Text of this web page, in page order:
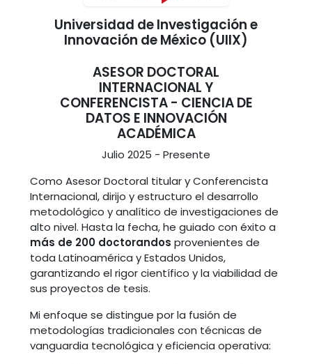
Universidad de Investigación e
Innovación de México (UIIX)
ASESOR DOCTORAL
INTERNACIONAL Y
CONFERENCISTA - CIENCIA DE
DATOS E INNOVACIÓN
ACADÉMICA
Julio 2025 - Presente
Como Asesor Doctoral titular y Conferencista
Internacional, dirijo y estructuro el desarrollo
metodológico y analítico de investigaciones de
alto nivel. Hasta la fecha, he guiado con éxito a
más de 200 doctorandos provenientes de
toda Latinoamérica y Estados Unidos,
garantizando el rigor científico y la viabilidad de
sus proyectos de tesis.
Mi enfoque se distingue por la fusión de
metodologías tradicionales con técnicas de
vanguardia tecnológica y eficiencia operativa: